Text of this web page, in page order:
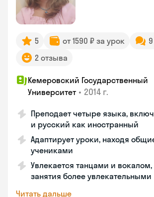
5 от 1590 ₽ за урок
2 отзыва
Кемеровский Государственный
Университет • 2014 г.
Преподает четыре языка,
и русский как иностранный
Адаптирует уроки, находя
учениками
Увлекается танцами и вокалом,
занятия более увлекательными
Читать дальше